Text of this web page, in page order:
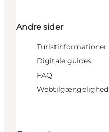
Andre sider
Turistinformationer
Digitale guides
FAQ
Webtilgængelighed